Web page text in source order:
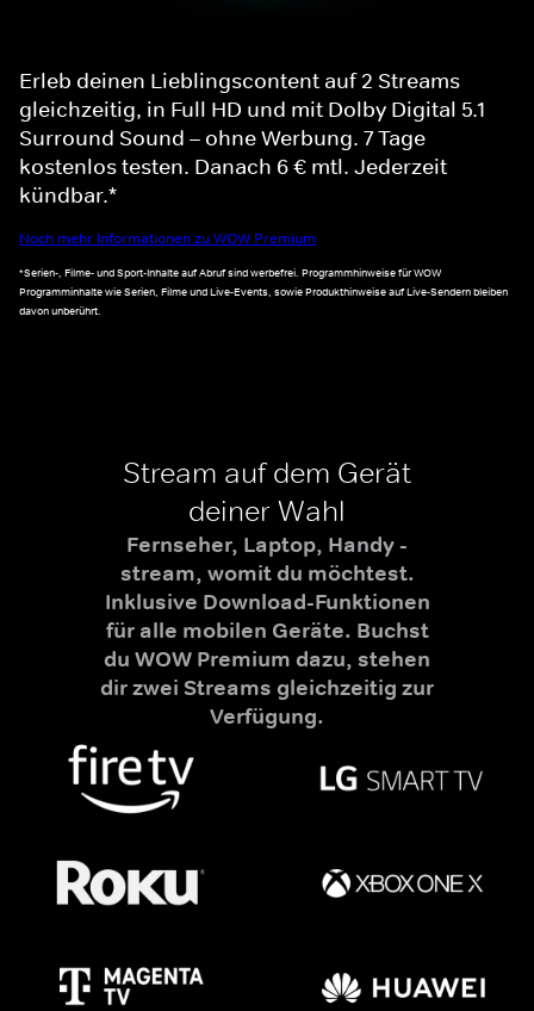
Erleb deinen Lieblingscontent auf 2 Streams
gleichzeitig, in Full HD und mit Dolby Digital 5.1
Surround Sound – ohne Werbung. 7 Tage
kostenlos testen. Danach 6 € mtl. Jederzeit
kündbar.*
Noch mehr Informationen zu WOW Premium
*Serien-, Filme- und Sport-Inhalte auf Abruf sind werbefrei. Programmhinweise für WOW
Programminhalte wie Serien, Filme und Live-Events, sowie Produkthinweise auf Live-Sendern bleiben
davon unberührt.
Stream auf dem Gerät
deiner Wahl
Fernseher, Laptop, Handy -
stream, womit du möchtest.
Inklusive Download-Funktionen
für alle mobilen Geräte. Buchst
du WOW Premium dazu, stehen
dir zwei Streams gleichzeitig zur
Verfügung.